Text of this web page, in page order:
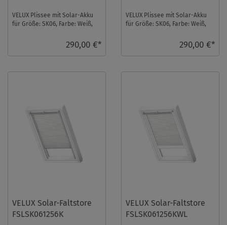
VELUX Plissee mit Solar-Akku
für Größe: SK06, Farbe: Weiß,
290,00 €*
VELUX Plissee mit Solar-Akku
für Größe: SK06, Farbe: Weiß,
290,00 €*
VELUX Solar-Faltstore
FSLSK061256K
VELUX Solar-Faltstore
FSLSK061256KWL